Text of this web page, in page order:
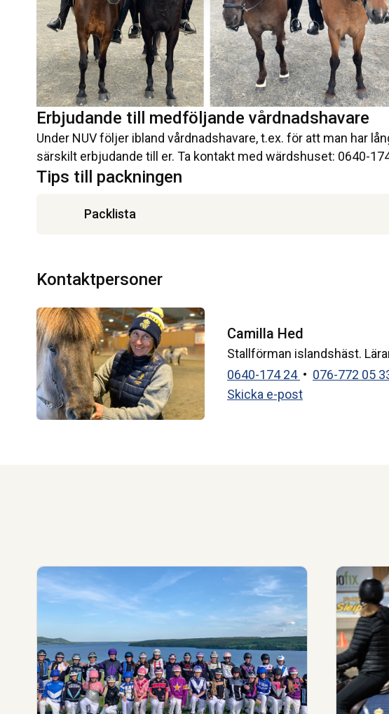
Erbjudande till medföljande vårdnadshavare
Under NUV följer ibland vårdnadshavare, t.ex. för att man har
särskilt erbjudande till er. Ta kontakt med wärdshuset: 0640-
Tips till packningen
Packlista
Kontaktpersoner
Camilla Hed
Stallförman islandshäst.
0640-174 24 • 076-772 05
Skicka e-post